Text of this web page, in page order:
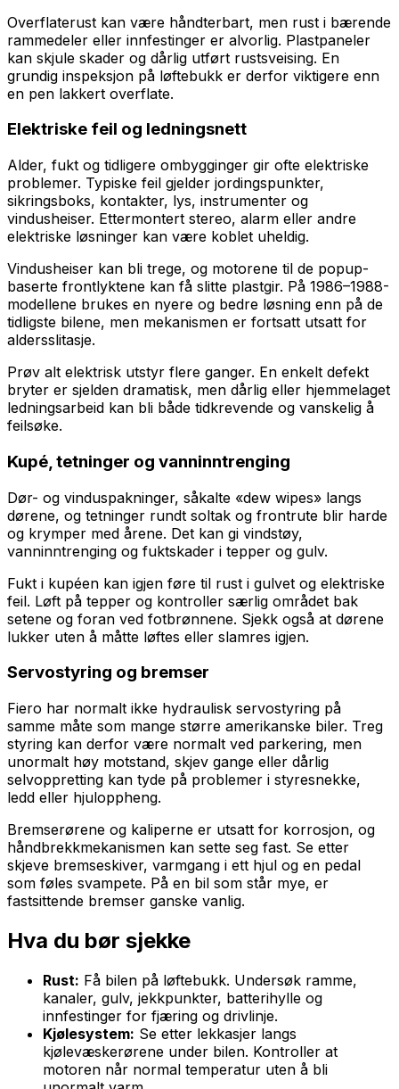
Overflaterust kan være håndterbart, men rust i bærende
rammedeler eller innfestinger er alvorlig. Plastpaneler
kan skjule skader og dårlig utført rustsveising. En
grundig inspeksjon på løftebukk er derfor viktigere enn
en pen lakkert overflate.
Elektriske feil og ledningsnett
Alder, fukt og tidligere ombygginger gir ofte elektriske
problemer. Typiske feil gjelder jordingspunkter,
sikringsboks, kontakter, lys, instrumenter og
vindusheiser. Ettermontert stereo, alarm eller andre
elektriske løsninger kan være koblet uheldig.
Vindusheiser kan bli trege, og motorene til de popup-
baserte frontlyktene kan få slitte plastgir. På 1986–1988-
modellene brukes en nyere og bedre løsning enn på de
tidligste bilene, men mekanismen er fortsatt utsatt for
aldersslitasje.
Prøv alt elektrisk utstyr flere ganger. En enkelt defekt
bryter er sjelden dramatisk, men dårlig eller hjemmelaget
ledningsarbeid kan bli både tidkrevende og vanskelig å
feilsøke.
Kupé, tetninger og vanninntrenging
Dør- og vinduspakninger, såkalte «dew wipes» langs
dørene, og tetninger rundt soltak og frontrute blir harde
og krymper med årene. Det kan gi vindstøy,
vanninntrenging og fuktskader i tepper og gulv.
Fukt i kupéen kan igjen føre til rust i gulvet og elektriske
feil. Løft på tepper og kontroller særlig området bak
setene og foran ved fotbrønnene. Sjekk også at dørene
lukker uten å måtte løftes eller slamres igjen.
Servostyring og bremser
Fiero har normalt ikke hydraulisk servostyring på
samme måte som mange større amerikanske biler. Treg
styring kan derfor være normalt ved parkering, men
unormalt høy motstand, skjev gange eller dårlig
selvoppretting kan tyde på problemer i styresnekke,
ledd eller hjuloppheng.
Bremserørene og kaliperne er utsatt for korrosjon, og
håndbrekkmekanismen kan sette seg fast. Se etter
skjeve bremseskiver, varmgang i ett hjul og en pedal
som føles svampete. På en bil som står mye, er
fastsittende bremser ganske vanlig.
Hva du bør sjekke
Rust: Få bilen på løftebukk. Undersøk ramme,
kanaler, gulv, jekkpunkter, batterihylle og
innfestinger for fjæring og drivlinje.
Kjølesystem: Se etter lekkasjer langs
kjølevæskerørene under bilen. Kontroller at
motoren når normal temperatur uten å bli